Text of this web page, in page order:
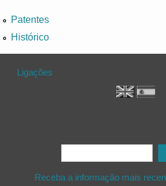
Patentes
Histórico
Ligações
Formulário de procura
Receba a informação mais